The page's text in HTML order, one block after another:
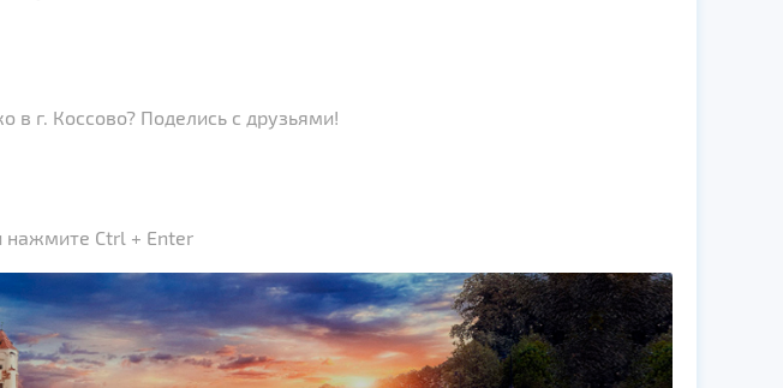
г. Коссово? Поделись с друзьями!
нажмите Ctrl + Enter